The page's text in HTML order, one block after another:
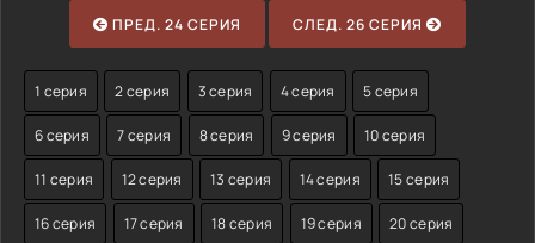
ПРЕД. 24 СЕРИЯ СЛЕД. 26 СЕРИЯ
1 серия 2 серия 3 серия 4 серия 5 серия
6 серия 7 серия 8 серия 9 серия 10 серия
11 серия 12 серия 13 серия 14 серия 15 серия
16 серия 17 серия 18 серия 19 серия 20 серия